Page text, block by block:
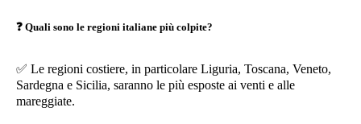
❓ Quali sono le regioni italiane più colpite?
✅ Le regioni costiere, in particolare Liguria, Toscana, Veneto,
Sardegna e Sicilia, saranno le più esposte ai venti e alle
mareggiate.